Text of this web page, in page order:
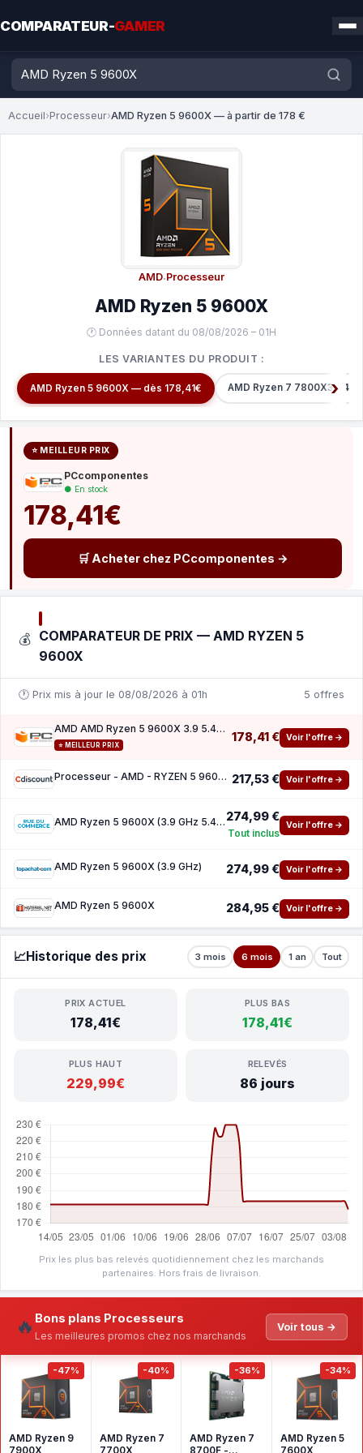
COMPARATEUR-GAMER
Accueil›Processeur›AMD Ryzen 5 9600X — à partir de 178 €
AMD·Processeur
AMD Ryzen 5 9600X
🕐 Données datant du 08/08/2026 – 01H
LES VARIANTES DU PRODUIT :
AMD Ryzen 5 9600X — dès 178,41€ AMD Ryzen 7 7800X3D
⭐ MEILLEUR PRIX
PCcomponentes
● En stock
178,41€
🛒 Acheter chez PCcomponentes →
💰 COMPARATEUR DE PRIX — AMD RYZEN 5
9600X
🕐 Prix mis à jour le 08/08/2026 à 01h 5 offres
AMD AMD Ryzen 5 9600X 3.9 5.4GHz
⭐ MEILLEUR PRIX
178,41 € Voir l'offre →
Processeur - AMD - RYZEN 5 9600X 540GHZ 6 CORE 217,53 € Voir l'offre →
AMD Ryzen 5 9600X (3.9 GHz 5.4 GHz) 274,99 €
Tout inclus
Voir l'offre →
AMD Ryzen 5 9600X (3.9 GHz) 274,99 € Voir l'offre →
AMD Ryzen 5 9600X 284,95 € Voir l'offre →
📈Historique des prix 3 mois 6 mois 1 an Tout
PRIX ACTUEL
178,41€
PLUS BAS
178,41€
PLUS HAUT
229,99€
RELEVÉS
86 jours
Prix les plus bas relevés quotidiennement chez les marchands
partenaires. Hors frais de livraison.
🔥 Bons plans Processeurs
Les meilleures promos chez nos marchands
Voir tous →
-47%
AMD Ryzen 9
7900X
-40%
AMD Ryzen 7
7700X
-36%
AMD Ryzen 7
8700F -
-34%
AMD Ryzen 5
7600X